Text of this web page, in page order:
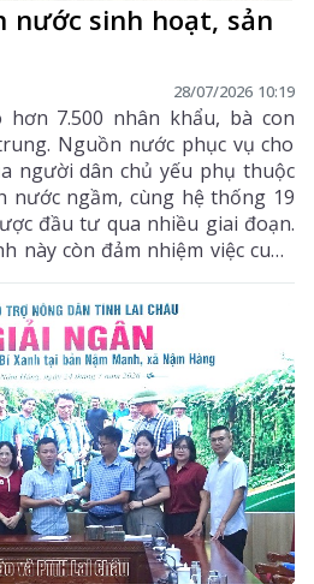
nước sinh hoạt, sản
28/07/2026 10:19
7.500 nhân khẩu, bà con
Nguồn nước phục vụ cho
người dân chủ yếu phụ thuộc
nước ngầm, cùng hệ thống 19
đầu tư qua nhiều giai đoạn.
này còn đảm nhiệm việc cung
lúa, ngô, hoa màu và các
của địa phương. Sau
với tác động của thời tiết,
bể chứa, đường ống dẫn
trạng xuống cấp, lưu lượng
trực tiếp đến đời sống